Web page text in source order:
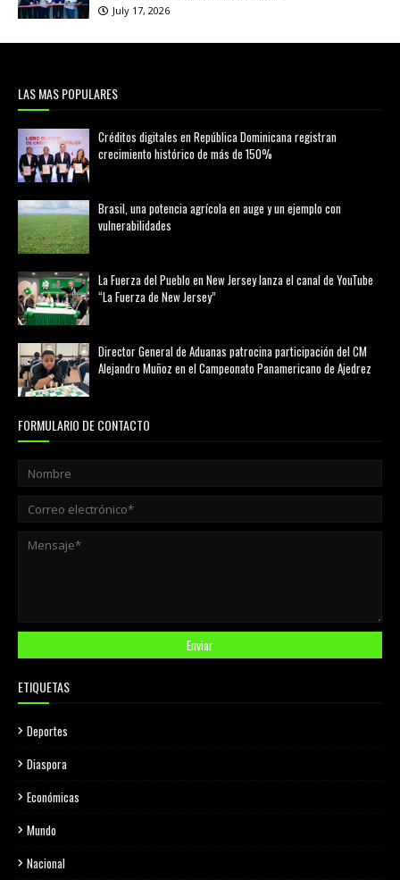
July 17, 2026
LAS MAS POPULARES
Créditos digitales en República Dominicana registran
crecimiento histórico de más de 150%
Brasil, una potencia agrícola en auge y un ejemplo con
vulnerabilidades
La Fuerza del Pueblo en New Jersey lanza el canal de YouTube
“La Fuerza de New Jersey”
Director General de Aduanas patrocina participación del CM
Alejandro Muñoz en el Campeonato Panamericano de Ajedrez
FORMULARIO DE CONTACTO
ETIQUETAS
Deportes
Diaspora
Económicas
Mundo
Nacional